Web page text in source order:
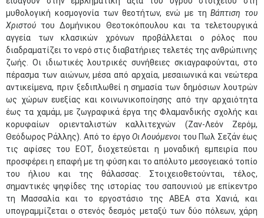
μυθολογική κοσμογονία των θεοτήτων, ενώ με τηΒάπτιση του
Χριστού του Δομήνικου Θεοτοκόπουλου και τα τελετουργικά
αγγεία των κλασικών χρόνων προβάλλεται ο ρόλος που
διαδραματίζει το νερό στις διαβατήριες τελετές της ανθρώπινης
ζωής. Οι ιδιωτικές λουτρικές συνήθειες σκιαγραφούνται, στο
πέρασμα των αιώνων, μέσα από αρχαία, μεσαιωνικά και νεώτερα
αντικείμενα, πριν ξεδιπλωθεί η σημασία των δημόσιων λουτρών
ως χώρων ευεξίας και κοινωνικοποίησης από την αρχαιότητα
έως τα χαμάμ, με ζωγραφικά έργα της Φλαμανδικής σχολής και
κορυφαίων οριενταλιστών καλλιτεχνών (Ζαν-Λεόν Ζερόμ,
Θεόδωρος Ράλλης). Από το έργο Οι Λουόμενοι του Πωλ Σεζάν έως
τις αφίσες του ΕΟΤ, διοχετεύεται η μοναδική εμπειρία που
προσφέρει η επαφή με τη φύση και το απόλυτο μεσογειακό τοπίο
του ήλιου και της θάλασσας. Στοιχειοθετούνται, τέλος,
σημαντικές ψηφίδες της ιστορίας του σαπουνιού με επίκεντρο
τη Μασσαλία και το εργοστάσιο της ΑΒΕΑ στα Χανιά, και
υπογραμμίζεται ο στενός δεσμός μεταξύ των δύο πόλεων, χάρη